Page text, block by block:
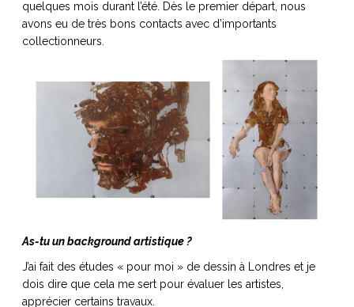
Virtuosa Venezia
quelques mois durant l’été. Dès le premier départ, nous
avons eu de très bons contacts avec d’importants
collectionneurs.
As-tu un background artistique ?
J’ai fait des études « pour moi » de dessin à Londres et je
dois dire que cela me sert pour évaluer les artistes,
apprécier certains travaux.